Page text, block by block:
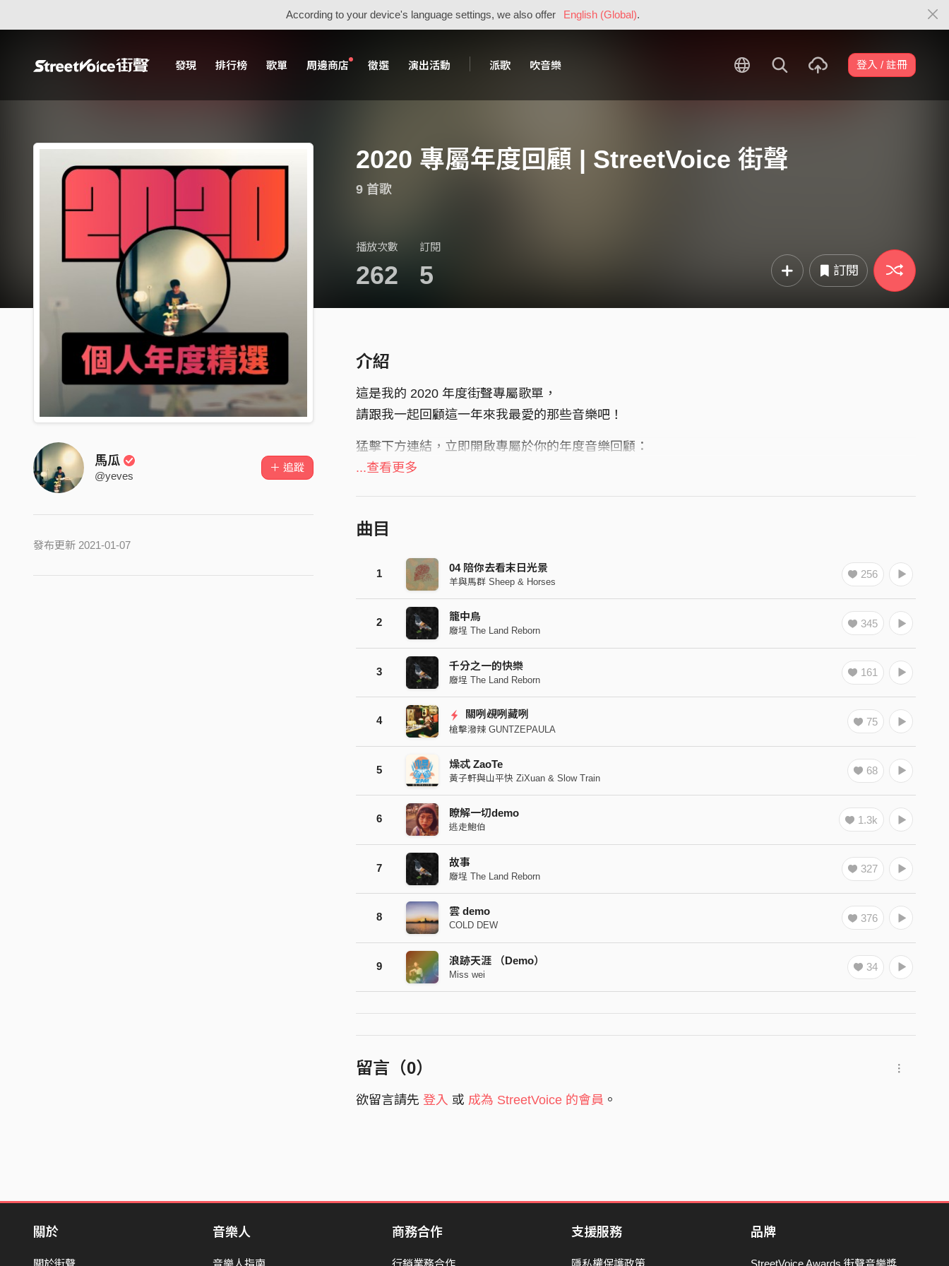
According to your device's language settings, we also offer English (Global).
發現 排行榜 歌單 周邊商店 徵選 演出活動 派歌 吹音樂 登入 / 註冊
2020 專屬年度回顧 | StreetVoice 街聲
9 首歌
播放次數
262
訂閱
5 訂閱
馬瓜
@yeves
＋ 追蹤
發布更新 2021-01-07
介紹
這是我的 2020 年度街聲專屬歌單，
請跟我一起回顧這一年來我最愛的那些音樂吧！
猛擊下方連結，立即開啟專屬於你的年度音樂回顧：
https://streetvoice.com/annualreport/2020/
...查看更多
曲目
1 04 陪你去看末日光景
羊與馬群 Sheep & Horses
256
2 籠中鳥
廢埕 The Land Reborn
345
3 千分之一的快樂
廢埕 The Land Reborn
161
4
關咧覕咧藏咧
槍擊潑辣 GUNTZEPAULA
75
5 燥忒 ZaoTe
黃子軒與山平快 ZiXuan & Slow Train
68
6 瞭解一切demo
逃走鮑伯
1.3k
7 故事
廢埕 The Land Reborn
327
8 雲 demo
COLD DEW
376
9 浪跡天涯 （Demo）
Miss wei
34
留言（0）
欲留言請先 登入 或 成為 StreetVoice 的會員 。
關於
關於街聲
音樂人
音樂人指南
商務合作
行銷業務合作
支援服務
隱私權保護政策
品牌
StreetVoice Awards 街聲音樂獎